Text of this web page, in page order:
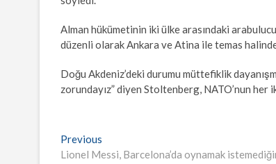
Alman hükümetinin iki ülke arasındaki
düzenli olarak Ankara ve Atina ile temas
Doğu Akdeniz’deki durumu müttefiklik
zorundayız” diyen Stoltenberg, NATO’nun
Yazı
Previous
post:
Lionel Messi, Barcelona’da oynamak